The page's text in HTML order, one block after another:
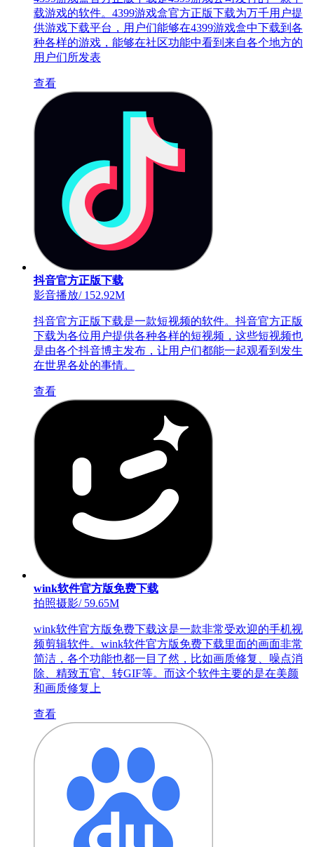
载游戏的软件。4399游戏盒官方正版下载为万千用户提
供游戏下载平台，用户们能够在4399游戏盒中下载到各
种各样的游戏，能够在社区功能中看到来自各个地方的
用户们所发表
查看
抖音官方正版下载
影音播放/152.92M
抖音官方正版下载是一款短视频的软件。抖音官方正版
下载为各位用户提供各种各样的短视频，这些短视频也
是由各个抖音博主发布，让用户们都能一起观看到发生
在世界各处的事情。
查看
wink软件官方版免费下载
拍照摄影/59.65M
wink软件官方版免费下载这是一款非常受欢迎的手机视
频剪辑软件。wink软件官方版免费下载里面的画面非常
简洁，各个功能也都一目了然，比如画质修复、噪点消
除、精致五官、转GIF等。而这个软件主要的是在美颜
和画质修复上
查看